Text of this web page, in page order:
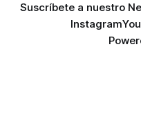
Suscríbete a nuestro
Instagram